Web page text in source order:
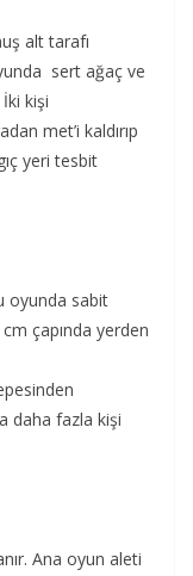
alt tarafı
sert ağaç ve
kişi
met’i kaldırıp
yeri tesbit
oyunda sabit
çapında yerden
daha fazla kişi
Ana oyun aleti